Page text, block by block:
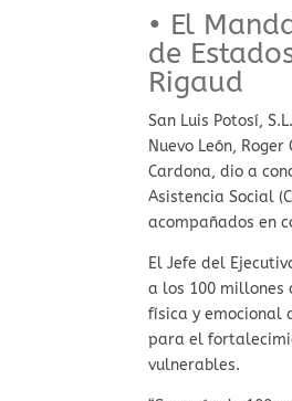
• El
de
Rigaud
San Luis Potosí,
Nuevo León,
Cardona, dio a
Asistencia Social
acompañados en
El Jefe del
a los 100
física y emocional
para el
vulnerables.